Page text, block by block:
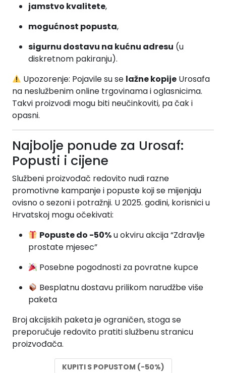
jamstvo kvalitete,
mogućnost popusta,
sigurnu dostavu na kućnu adresu (u
diskretnom pakiranju).
Upozorenje: Pojavile su se lažne kopije Urosafa
na neslužbenim online trgovinama i oglasnicima.
Takvi proizvodi mogu biti neučinkoviti, pa čak i
opasni.
Najbolje ponude za Urosaf:
Popusti i cijene
Službeni proizvođač redovito nudi razne
promotivne kampanje i popuste koji se mijenjaju
ovisno o sezoni i potražnji. U 2025. godini, korisnici u
Hrvatskoj mogu očekivati:
Popuste do -50%u okviru akcija “Zdravlje
prostate mjesec”
Posebne pogodnosti za povratne kupce
Besplatnu dostavu prilikom narudžbe više
paketa
Broj akcijskih paketa je ograničen, stoga se
preporučuje redovito pratiti službenu stranicu
proizvođača.
KUPITI S POPUSTOM (-50%)